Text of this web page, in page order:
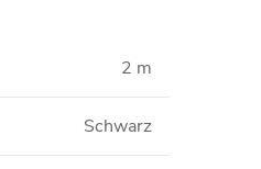
2 m
Schwarz